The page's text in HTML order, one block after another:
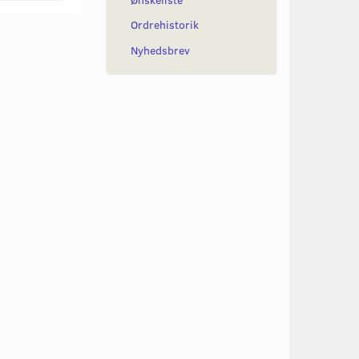
Ordrehistorik
Nyhedsbrev